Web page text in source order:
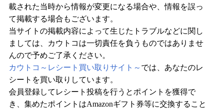
載された当時から情報が変更になる場合や、情報を誤っ
て掲載する場合もございます。
当サイトの掲載内容によって生じたトラブルなどに関し
ましては、カウトコは一切責任を負うものではありませ
んので予めご了承ください。
カウトコ～レシート買い取りサイト～ では、あなたのレ
シートを買い取りしています。
会員登録してレシート投稿を行うとポイントを獲得で
き、集めたポイントはAmazonギフト券等に交換すること